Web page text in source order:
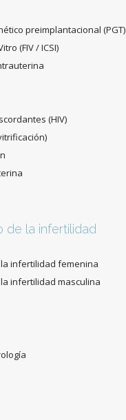
preimplantacional (PGT)
(FIV / ICSI)
(HIV)
de la infertilidad
infertilidad femenina
infertilidad masculina